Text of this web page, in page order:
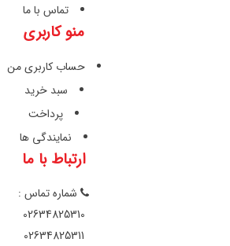
تماس با ما
منو کاربری
حساب کاربری من
سبد خرید
پرداخت
نمایندگی ها
ارتباط با ما
شماره تماس :
02634825310
02634825311